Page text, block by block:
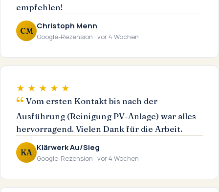
empfehlen!
CM Christoph Menn
Google-Rezension · vor 4 Wochen
★ ★ ★ ★ ★
Vom ersten Kontakt bis nach der
Ausführung (Reinigung PV-Anlage) war alles
hervorragend. Vielen Dank für die Arbeit.
KA Klärwerk Au/Sieg
Google-Rezension · vor 4 Wochen